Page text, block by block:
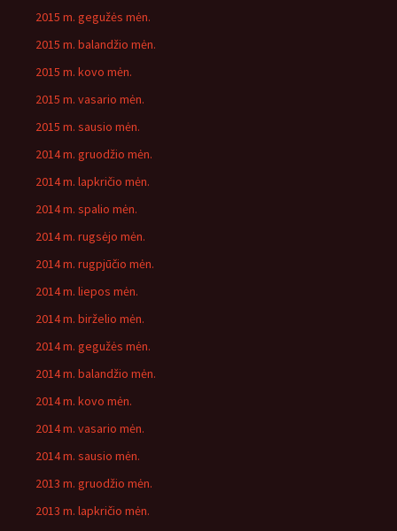
2015 m. gegužės mėn.
2015 m. balandžio mėn.
2015 m. kovo mėn.
2015 m. vasario mėn.
2015 m. sausio mėn.
2014 m. gruodžio mėn.
2014 m. lapkričio mėn.
2014 m. spalio mėn.
2014 m. rugsėjo mėn.
2014 m. rugpjūčio mėn.
2014 m. liepos mėn.
2014 m. birželio mėn.
2014 m. gegužės mėn.
2014 m. balandžio mėn.
2014 m. kovo mėn.
2014 m. vasario mėn.
2014 m. sausio mėn.
2013 m. gruodžio mėn.
2013 m. lapkričio mėn.